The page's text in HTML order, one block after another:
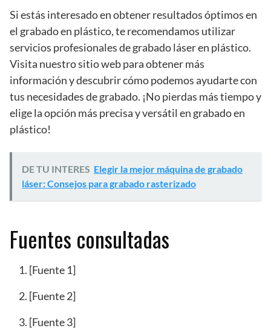
Si estás interesado en obtener resultados óptimos en
el grabado en plástico, te recomendamos utilizar
servicios profesionales de grabado láser en plástico.
Visita nuestro sitio web para obtener más
información y descubrir cómo podemos ayudarte con
tus necesidades de grabado. ¡No pierdas más tiempo y
elige la opción más precisa y versátil en grabado en
plástico!
DE TU INTERES Elegir la mejor máquina de grabado
láser: Consejos para grabado rasterizado
Fuentes consultadas
[Fuente 1]
[Fuente 2]
[Fuente 3]